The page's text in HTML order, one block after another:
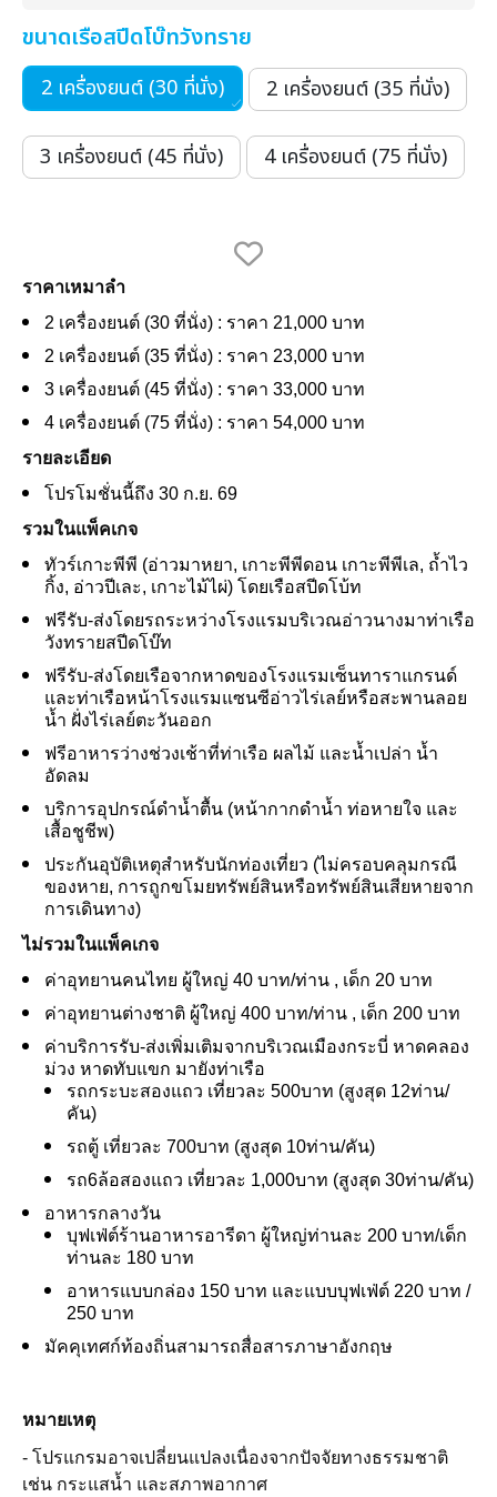
ขนาดเรือสปีดโบ๊ทวังทราย
2 เครื่องยนต์ (30 ที่นั่ง) 2 เครื่องยนต์ (35 ที่นั่ง)
3 เครื่องยนต์ (45 ที่นั่ง) 4 เครื่องยนต์ (75 ที่นั่ง)
ราคาเหมาลำ
2 เครื่องยนต์ (30 ที่นั่ง) : ราคา 21,000 บาท
2 เครื่องยนต์ (35 ที่นั่ง) : ราคา 23,000 บาท
3 เครื่องยนต์ (45 ที่นั่ง) : ราคา 33,000 บาท
4 เครื่องยนต์ (75 ที่นั่ง) : ราคา 54,000 บาท
รายละเอียด
โปรโมชั่นนี้ถึง 30 ก.ย. 69
รวมในแพ็คเกจ
ทัวร์เกาะพีพี (อ่าวมาหยา, เกาะพีพีดอน เกาะพีพีเล, ถ้ำไว
กิ้ง, อ่าวปีเละ, เกาะไม้ไผ่) โดยเรือสปีดโบ้ท
ฟรีรับ-ส่งโดยรถระหว่างโรงแรมบริเวณอ่าวนางมาท่าเรือ
วังทรายสปีดโบ๊ท
ฟรีรับ-ส่งโดยเรือจากหาดของโรงแรมเซ็นทาราแกรนด์
และท่าเรือหน้าโรงแรมแซนซีอ่าวไร่เลย์หรือสะพานลอย
น้ำ ฝั่งไร่เลย์ตะวันออก
ฟรีอาหารว่างช่วงเช้าที่ท่าเรือ ผลไม้ และน้ำเปล่า น้ำ
อัดลม
บริการอุปกรณ์ดําน้ำตื้น (หน้ากากดําน้ำ ท่อหายใจ และ
เสื้อชูชีพ)
ประกันอุบัติเหตุสําหรับนักท่องเที่ยว (ไม่ครอบคลุมกรณี
ของหาย, การถูกขโมยทรัพย์สินหรือทรัพย์สินเสียหายจาก
การเดินทาง)
ไม่รวมในแพ็คเกจ
ค่าอุทยานคนไทย ผู้ใหญ่ 40 บาท/ท่าน , เด็ก 20 บาท
ค่าอุทยานต่างชาติ ผู้ใหญ่ 400 บาท/ท่าน , เด็ก 200 บาท
ค่าบริการรับ-ส่งเพิ่มเติมจากบริเวณเมืองกระบี่ หาดคลอง
ม่วง หาดทับแขก มายังท่าเรือ
รถกระบะสองแถว เที่ยวละ 500บาท (สูงสุด 12ท่าน/
คัน)
รถตู้ เที่ยวละ 700บาท (สูงสุด 10ท่าน/คัน)
รถ6ล้อสองแถว เที่ยวละ 1,000บาท (สูงสุด 30ท่าน/คัน)
อาหารกลางวัน
บุฟเฟ่ต์ร้านอาหารอารีดา ผู้ใหญ่ท่านละ 200 บาท/เด็ก
ท่านละ 180 บาท
อาหารแบบกล่อง 150 บาท และแบบบุฟเฟ่ต์ 220 บาท /
250 บาท
มัคคุเทศก์ท้องถิ่นสามารถสื่อสารภาษาอังกฤษ
หมายเหตุ
- โปรแกรมอาจเปลี่ยนแปลงเนื่องจากปัจจัยทางธรรมชาติ
เช่น กระแสน้ำ และสภาพอากาศ